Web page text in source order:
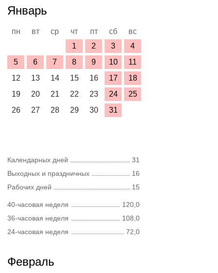
Январь
пн вт ср чт пт сб
вс
1
2 3
4
5
6 7 8 9 10
11
12
13 14 15 16 17
18
19
20 21 22 23 24
25
26
27 28 29 30 31
Календарных дней
31
Выходных и праздничных
16
Рабочих дней
15
40-часовая неделя
120,0
36-часовая неделя
108,0
24-часовая неделя
72,0
Февраль